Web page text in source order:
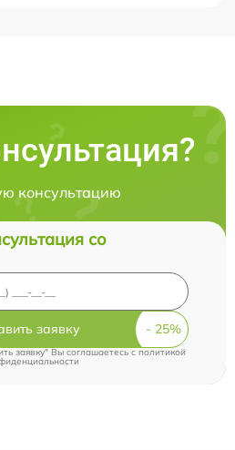
консультацию
со
заявку
заявку" Вы соглашаетесь c политикой